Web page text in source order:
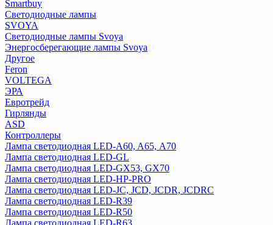
Smartbuy
Светодиодные лампы
SVOYA
Светодиодные лампы Svoya
Энергосберегающие лампы Svoya
Другое
Feron
VOLTEGA
ЭРА
Евротрейд
Гирлянды
ASD
Контроллеры
Лампа светодиодная LED-A60, A65, А70
Лампа светодиодная LED-GL
Лампа светодиодная LED-GX53, GX70
Лампа светодиодная LED-HP-PRO
Лампа светодиодная LED-JC, JCD, JCDR, JCDRC
Лампа светодиодная LED-R39
Лампа светодиодная LED-R50
Лампа светодиодная LED-R63